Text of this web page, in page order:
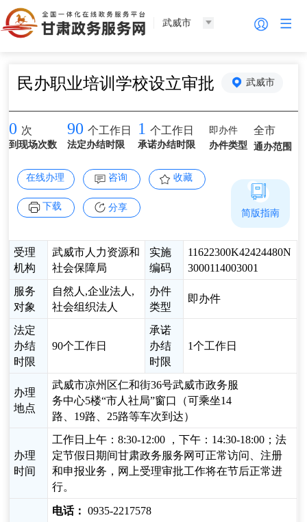
武威市
民办职业培训学校设立审批 武威市
0 次
到现场次数
90 个工作日
法定办结时限
1 个工作日
承诺办结时限
即办件
办件类型
全市
通办范围
在线办理 咨询 收藏
下载 分享
受理
机构
武威市人力资源和
社会保障局
实施
编码
11622300K42424480N
3000114003001
服务
对象
自然人,企业法人,
社会组织法人
办件
类型
即办件
法定
办结
时限
90个工作日
承诺
办结
时限
1个工作日
办理
地点
武威市凉州区仁和街36号武威市政务服
务中心5楼“市人社局”窗口（可乘坐14
路、19路、25路等车次到达）
办理
时间
工作日上午：8:30-12:00 ，下午：14:30-18:00；法
定节假日期间甘肃政务服务网可正常访问、注册
和申报业务，网上受理审批工作将在节后正常进
行。
电话： 0935-2217578
简版指南